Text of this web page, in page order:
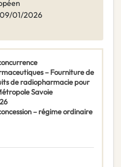
01/2026
– Fourniture de
de radiopharmacie pour
Savoie
– régime ordinaire